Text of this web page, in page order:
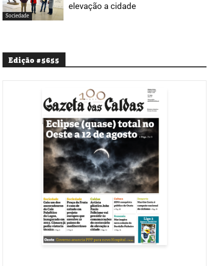
Sociedade
elevação a cidade
Edição #5655